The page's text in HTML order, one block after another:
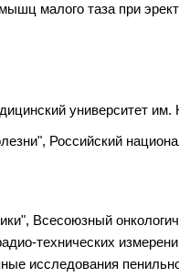
малого таза при
университет им.
Российский
Всесоюзный
технических
исследования